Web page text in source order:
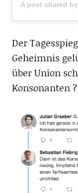
A post shared by
Der
Geheimnis
über Union
Konsonanten ?